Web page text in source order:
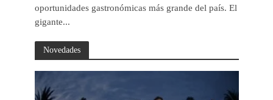
oportunidades gastronómicas más grande del país. El
gigante...
Novedades